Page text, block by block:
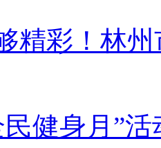
精彩！林
民健身月”